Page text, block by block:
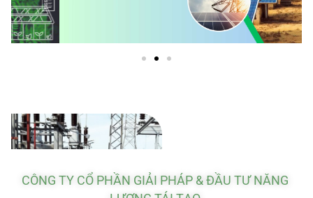
CÔNG TY CỔ PHẦN GIẢI PHÁP & ĐẦU TƯ NĂNG